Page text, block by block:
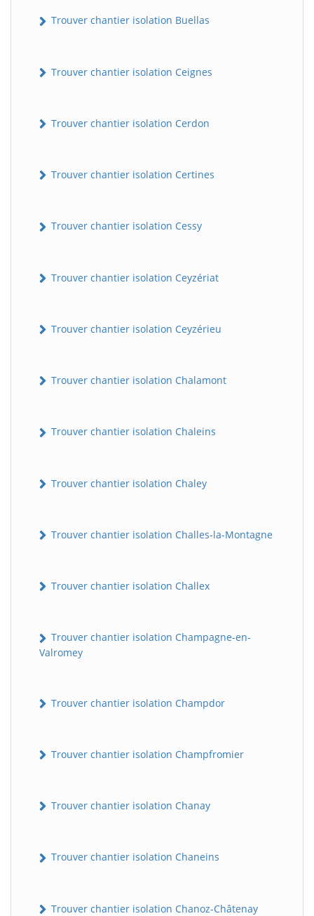
Trouver chantier isolation Buellas
Trouver chantier isolation Ceignes
Trouver chantier isolation Cerdon
Trouver chantier isolation Certines
Trouver chantier isolation Cessy
Trouver chantier isolation Ceyzériat
Trouver chantier isolation Ceyzérieu
Trouver chantier isolation Chalamont
Trouver chantier isolation Chaleins
Trouver chantier isolation Chaley
Trouver chantier isolation Challes-la-Montagne
Trouver chantier isolation Challex
Trouver chantier isolation Champagne-en-
Valromey
Trouver chantier isolation Champdor
Trouver chantier isolation Champfromier
Trouver chantier isolation Chanay
Trouver chantier isolation Chaneins
Trouver chantier isolation Chanoz-Châtenay